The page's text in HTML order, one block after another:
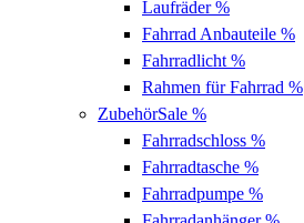
Laufräder%
Fahrrad Anbauteile %
Fahrradlicht %
Rahmen für Fahrrad %
ZubehörSale %
Fahrradschloss %
Fahrradtasche %
Fahrradpumpe %